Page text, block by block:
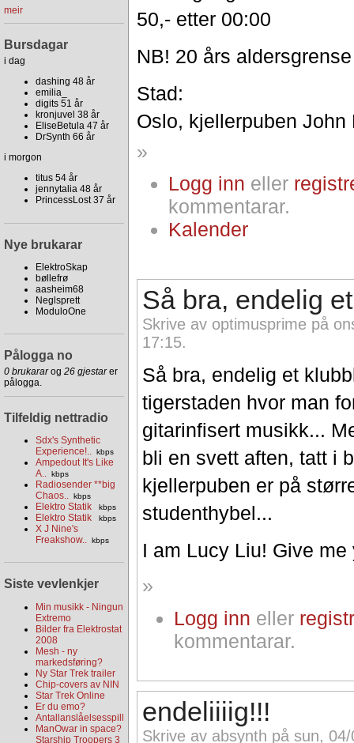
meir
Bursdagar
i dag
dashing 48 år
emilia_
digits 51 år
kronjuvel 38 år
EliseBetula 47 år
DrSynth 66 år
i morgon
titus 54 år
jennytalia 48 år
PrincessLost 37 år
Nye brukarar
ElektroSkap
bøllefrø
aasheim68
Neglsprett
ModuloOne
Pålogga no
0 brukararog 26 gjestarer
pålogga.
Tilfeldig nettradio
Sdx's Synthetic
Experience!.. kbps
Ampedout It's Like
A.. kbps
Radiosender **big
Chaos.. kbps
Elektro Statik kbps
Elektro Statik kbps
X J Nine's
Freakshow.. kbps
Siste vevlenkjer
Min musikk - Ningun
Extremo
Bilder fra Elektrostat
2008
Mesh - ny
markedsføring?
Ny Star Trek trailer
Chip-covers av NIN
Star Trek Online
Er du emo?
Antallanslåelsesspill
ManOwar in space?
Starship Troopers 3
50,- etter 00:00
NB! 20 års aldersgrense
Stad:
Oslo, kjellerpuben John
»
Logg inn eller
kommentarar.
Kalender
Så bra, endelig et
Skrive av optimusprime på
17:15.
Så bra, endelig et
tigerstaden hvor man
gitarinfisert musikk...
bli en svett aften, tatt i
kjellerpuben er på
studenthybel...
I am Lucy Liu! Give
»
Logg inn eller
kommentarar.
endeliiiig!!!
Skrive av absynth på sun,